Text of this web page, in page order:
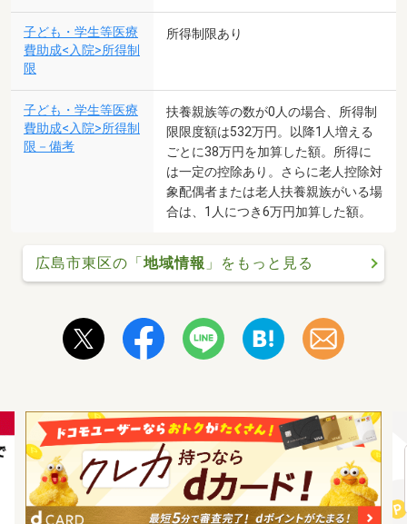
子ども・学生等医療
費助成<入院>所得制
限
所得制限あり
子ども・学生等医療
費助成<入院>所得制
限－備考
扶養親族等の数が0人の場合、所得制
限限度額は532万円。以降1人増える
ごとに38万円を加算した額。所得に
は一定の控除あり。さらに老人控除対
象配偶者または老人扶養親族がいる場
合は、1人につき6万円加算した額。
広島市東区の「地域情報 」をもっと見る